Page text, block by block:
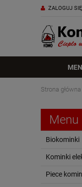
ZALOGUJ SIĘ
Strona główna
Menu
Biokominki
Kominki
Piece